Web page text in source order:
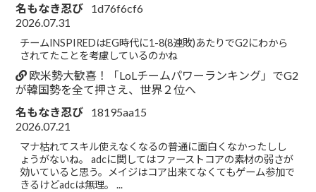
名もなき忍び
1d76f6cf6
2026.07.31
チームINSPIREDはEG時代に1-8(8連敗)あたりでG2にわから
されてたことを考慮しているのかね
欧米勢大歓喜！「LoLチームパワーランキング」でG2
が韓国勢を全て押さえ、世界２位へ
名もなき忍び
18195aa15
2026.07.21
マナ枯れてスキル使えなくなるの普通に面白くなかったしし
ょうがないね。 adcに関してはファーストコアの素材の弱さが
効いていると思う。メイジはコア出来てなくてもゲーム参加で
きるけどadcは無理。 ...